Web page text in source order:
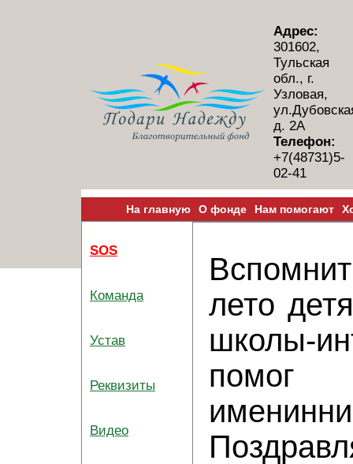
Адрес:
301602,
Тульская
обл., г.
Узловая,
д. 2А
Телефон:
+7(48731)5-
02-41
На главную О фонде Нам помогают
SOS
Команда
Устав
Реквизиты
Видео
лето
школы-
помог